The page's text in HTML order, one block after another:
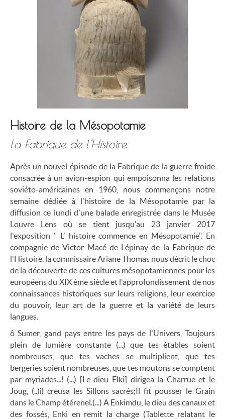
Histoire de la Mésopotamie
La Fabrique de l'Histoire
Après un nouvel épisode de la Fabrique de la guerre froide
consacrée à un avion-espion qui empoisonna les relations
soviéto-américaines en 1960, nous commençons notre
semaine dédiée à l'histoire de la Mésopotamie par la
diffusion ce lundi d'une balade enregistrée dans le Musée
Louvre Lens où se tient jusqu'au 23 janvier 2017
l'exposition " L' histoire commence en Mésopotamie". En
compagnie de Victor Macé de Lépinay de la Fabrique de
l'Histoire, la commissaire Ariane Thomas nous décrit le choc
de la découverte de ces cultures mésopotamiennes pour les
européens du XIX ème siècle et l'approfondissement de nos
connaissances historiques sur leurs religions, leur exercice
du pouvoir, leur art de la guerre et la variété de leurs
langues.
ô Sumer, gand pays entre les pays de l'Univers, Toujours
plein de lumière constante (...) que tes étables soient
nombreuses, que tes vaches se multiplient, que tes
bergeries soient nombreuses, que tes moutons se comptent
par myriades...! (...) [Le dieu Elki] dirigea la Charrue et le
Joug, (..)il creusa les Sillons sacrés;Il fit pousser le Grain
dans le Champ étérenel.(...) A Enkimdu, le dieu des canaux et
des fossés, Enki en remit la charge (Tablette relatant le